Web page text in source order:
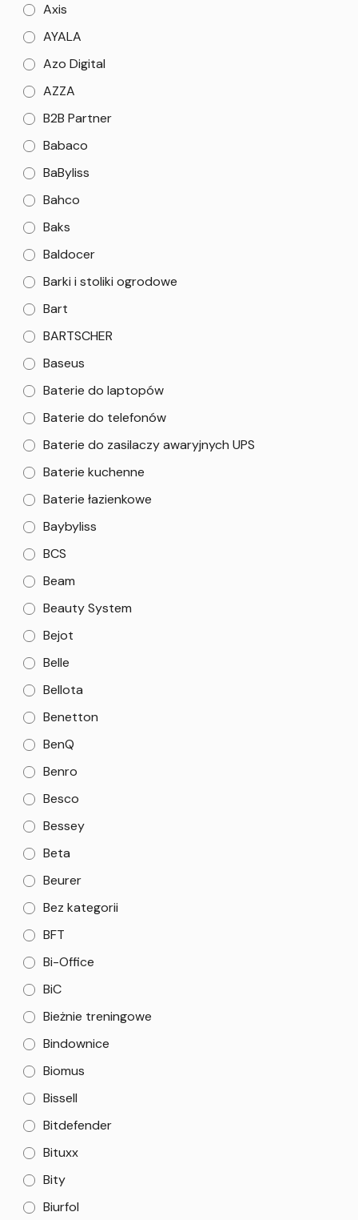
Axis
AYALA
Azo Digital
AZZA
B2B Partner
Babaco
BaByliss
Bahco
Baks
Baldocer
Barki i stoliki ogrodowe
Bart
BARTSCHER
Baseus
Baterie do laptopów
Baterie do telefonów
Baterie do zasilaczy awaryjnych UPS
Baterie kuchenne
Baterie łazienkowe
Baybyliss
BCS
Beam
Beauty System
Bejot
Belle
Bellota
Benetton
BenQ
Benro
Besco
Bessey
Beta
Beurer
Bez kategorii
BFT
Bi-Office
BiC
Bieżnie treningowe
Bindownice
Biomus
Bissell
Bitdefender
Bituxx
Bity
Biurfol